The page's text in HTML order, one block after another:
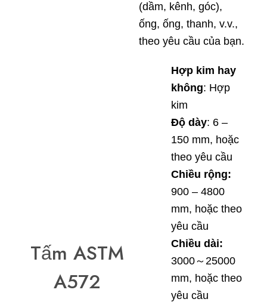
Tấm ASTM
A572
(dầm, kênh, góc),
ống, ống, thanh, v.v.,
theo yêu cầu của bạn.
Hợp kim hay
không: Hợp
kim
Độ dày: 6 –
150 mm, hoặc
theo yêu cầu
Chiều rộng:
900 – 4800
mm, hoặc theo
yêu cầu
Chiều dài:
3000～25000
mm, hoặc theo
yêu cầu